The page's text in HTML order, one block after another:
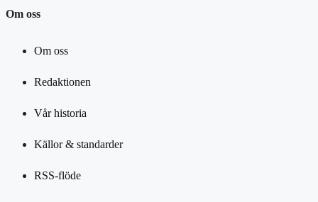
Om oss
Om oss
Redaktionen
Vår historia
Källor & standarder
RSS-flöde